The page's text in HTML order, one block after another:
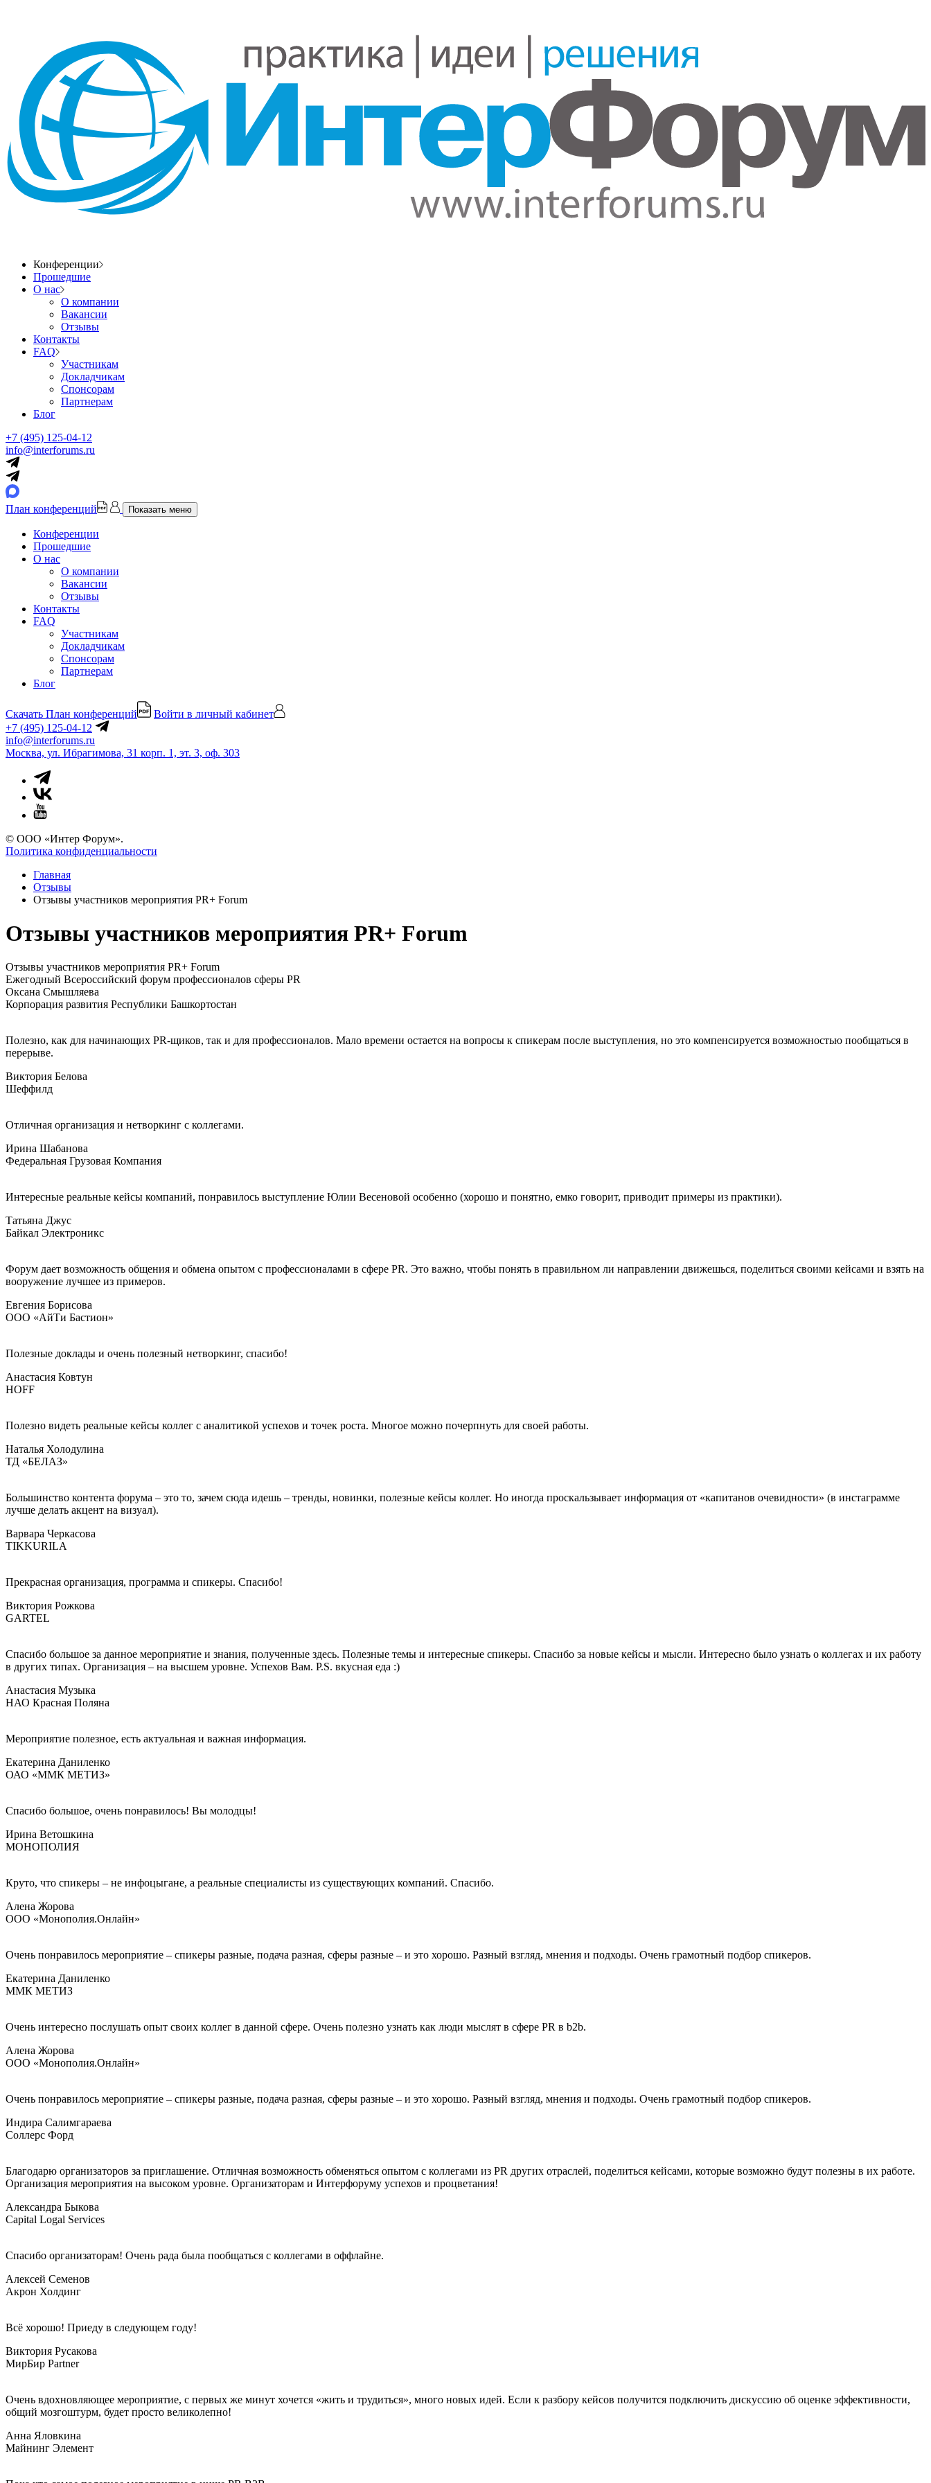
Конференции
Прошедшие
О нас
О компании
Вакансии
Отзывы
Контакты
FAQ
Участникам
Докладчикам
Спонсорам
Партнерам
Блог
+7 (495) 125-04-12
info@interforums.ru
План конференций Показать меню
Конференции
Прошедшие
О нас
О компании
Вакансии
Отзывы
Контакты
FAQ
Участникам
Докладчикам
Спонсорам
Партнерам
Блог
Скачать План конференций
Войти в личный кабинет
+7 (495) 125-04-12
info@interforums.ru
Москва, ул. Ибрагимова, 31 корп. 1, эт. 3, оф. 303
© ООО «Интер Форум».
Политика конфиденциальности
Главная
Отзывы
Отзывы участников мероприятия PR+ Forum
Отзывы участников мероприятия PR+ Forum
Отзывы участников мероприятия PR+ Forum
Ежегодный Всероссийский форум профессионалов сферы PR
Оксана Смышляева
Корпорация развития Республики Башкортостан
Полезно, как для начинающих PR-щиков, так и для профессионалов. Мало времени остается на вопросы к спикерам после выступления, но это компенсируется возможностью пообщаться в
перерыве.
Виктория Белова
Шеффилд
Отличная организация и нетворкинг с коллегами.
Ирина Шабанова
Федеральная Грузовая Компания
Интересные реальные кейсы компаний, понравилось выступление Юлии Весеновой особенно (хорошо и понятно, емко говорит, приводит примеры из практики).
Татьяна Джус
Байкал Электроникс
Форум дает возможность общения и обмена опытом с профессионалами в сфере PR. Это важно, чтобы понять в правильном ли направлении движешься, поделиться своими кейсами и взять на
вооружение лучшее из примеров.
Евгения Борисова
ООО «АйТи Бастион»
Полезные доклады и очень полезный нетворкинг, спасибо!
Анастасия Ковтун
HOFF
Полезно видеть реальные кейсы коллег с аналитикой успехов и точек роста. Многое можно почерпнуть для своей работы.
Наталья Холодулина
ТД «БЕЛАЗ»
Большинство контента форума – это то, зачем сюда идешь – тренды, новинки, полезные кейсы коллег. Но иногда проскальзывает информация от «капитанов очевидности» (в инстаграмме
лучше делать акцент на визуал).
Варвара Черкасова
TIKKURILA
Прекрасная организация, программа и спикеры. Спасибо!
Виктория Рожкова
GARTEL
Спасибо большое за данное мероприятие и знания, полученные здесь. Полезные темы и интересные спикеры. Спасибо за новые кейсы и мысли. Интересно было узнать о коллегах и их работу
в других типах. Организация – на высшем уровне. Успехов Вам. P.S. вкусная еда :)
Анастасия Музыка
НАО Красная Поляна
Мероприятие полезное, есть актуальная и важная информация.
Екатерина Даниленко
ОАО «ММК МЕТИЗ»
Спасибо большое, очень понравилось! Вы молодцы!
Ирина Ветошкина
МОНОПОЛИЯ
Круто, что спикеры – не инфоцыгане, а реальные специалисты из существующих компаний. Спасибо.
Алена Жорова
ООО «Монополия.Онлайн»
Очень понравилось мероприятие – спикеры разные, подача разная, сферы разные – и это хорошо. Разный взгляд, мнения и подходы. Очень грамотный подбор спикеров.
Екатерина Даниленко
ММК МЕТИЗ
Очень интересно послушать опыт своих коллег в данной сфере. Очень полезно узнать как люди мыслят в сфере PR в b2b.
Алена Жорова
ООО «Монополия.Онлайн»
Очень понравилось мероприятие – спикеры разные, подача разная, сферы разные – и это хорошо. Разный взгляд, мнения и подходы. Очень грамотный подбор спикеров.
Индира Салимгараева
Соллерс Форд
Благодарю организаторов за приглашение. Отличная возможность обменяться опытом с коллегами из PR других отраслей, поделиться кейсами, которые возможно будут полезны в их работе.
Организация мероприятия на высоком уровне. Организаторам и Интерфоруму успехов и процветания!
Александра Быкова
Capital Logal Services
Спасибо организаторам! Очень рада была пообщаться с коллегами в оффлайне.
Алексей Семенов
Акрон Холдинг
Всё хорошо! Приеду в следующем году!
Виктория Русакова
МирБир Partner
Очень вдохновляющее мероприятие, с первых же минут хочется «жить и трудиться», много новых идей. Если к разбору кейсов получится подключить дискуссию об оценке эффективности,
общий мозгоштурм, будет просто великолепно!
Анна Яловкина
Майнинг Элемент